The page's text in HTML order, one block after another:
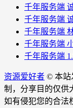
千年服务端
千年服务端
千年服务端
千年服务端
千年服务端
资源爱好者 © 本站
制，分享目的仅供
如有侵犯您的合法